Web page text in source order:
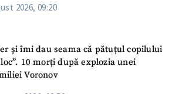
2026, 09:20
și îmi dau seama că pătuțul copilului
10 morți după explozia unei
Voronov
titlu